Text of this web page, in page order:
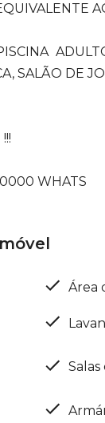
SALÃO DE
WHATS
Área